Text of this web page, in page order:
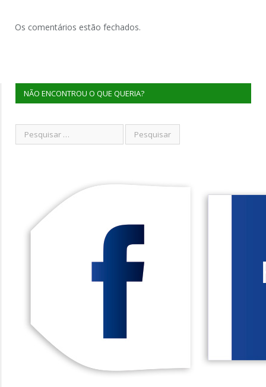
Os comentários estão fechados.
NÃO ENCONTROU O QUE QUERIA?